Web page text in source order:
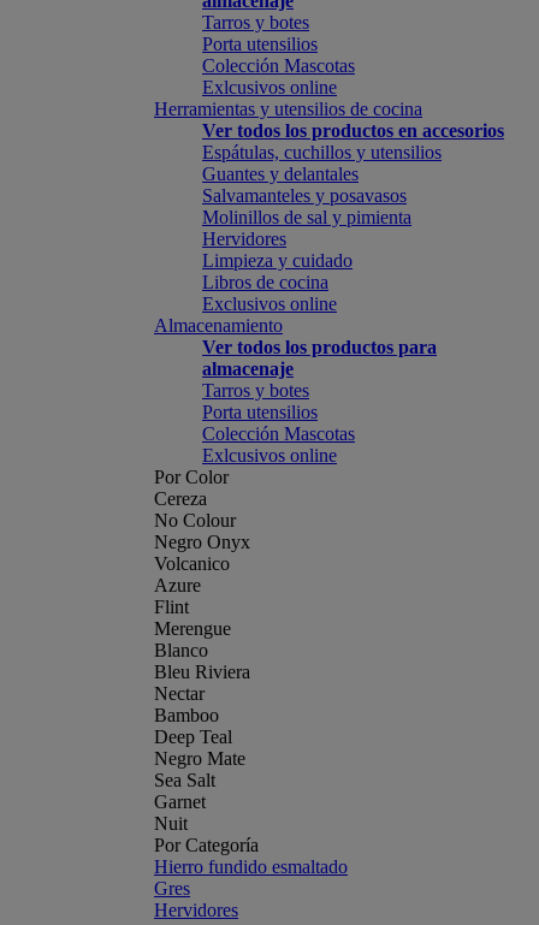
Tarros y botes
Porta utensilios
Colección Mascotas
Exlcusivos online
Herramientas y utensilios de cocina
Ver todos los productos en accesorios
Espátulas, cuchillos y utensilios
Guantes y delantales
Salvamanteles y posavasos
Molinillos de sal y pimienta
Hervidores
Limpieza y cuidado
Libros de cocina
Exclusivos online
Almacenamiento
Ver todos los productos para
almacenaje
Tarros y botes
Porta utensilios
Colección Mascotas
Exlcusivos online
Por Color
Cereza
No Colour
Negro Onyx
Volcanico
Azure
Flint
Merengue
Blanco
Bleu Riviera
Nectar
Bamboo
Deep Teal
Negro Mate
Sea Salt
Garnet
Nuit
Por Categoría
Hierro fundido esmaltado
Gres
Hervidores